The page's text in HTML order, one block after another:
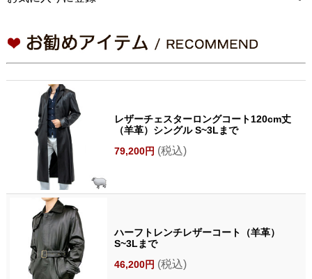
レザーチェスターロングコート120cm丈
（羊革）シングル S~3Lまで
79,200円 (税込)
ハーフトレンチレザーコート（羊革）
S~3Lまで
46,200円 (税込)